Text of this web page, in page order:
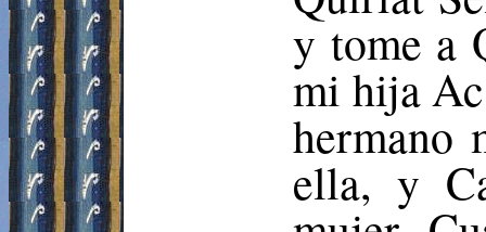
y tome a
mi hija
hermano
ella, y